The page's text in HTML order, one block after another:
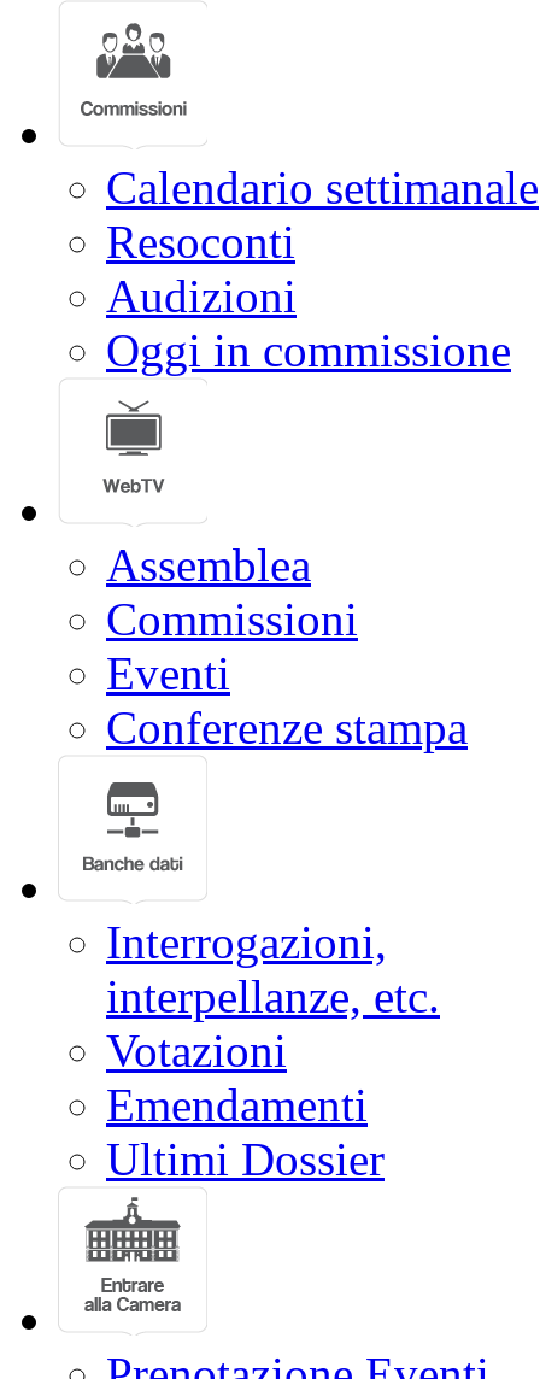
Calendario settimanale
Resoconti
Audizioni
Oggi in commissione
Assemblea
Commissioni
Eventi
Conferenze stampa
Interrogazioni,
interpellanze, etc.
Votazioni
Emendamenti
Ultimi Dossier